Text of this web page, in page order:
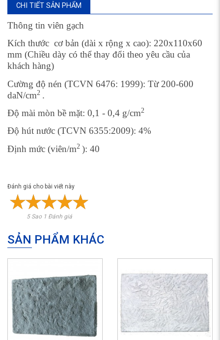
CHI TIẾT SẢN PHẨM
Thông tin viên gạch
Kích thước cơ bản (dài x rộng x cao): 220x110x60
mm (Chiều dày có thể thay đổi theo yêu cầu của
khách hàng)
Cường độ nén (TCVN 6476: 1999): Từ 200-600
daN/cm2 .
Độ mài mòn bề mặt: 0,1 - 0,4 g/cm2
Độ hút nước (TCVN 6355:2009): 4%
Định mức (viên/m2 ): 40
Đánh giá cho bài viết này
5 Sao 1 Đánh giá
SẢN PHẨM KHÁC